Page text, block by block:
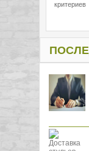
критериев